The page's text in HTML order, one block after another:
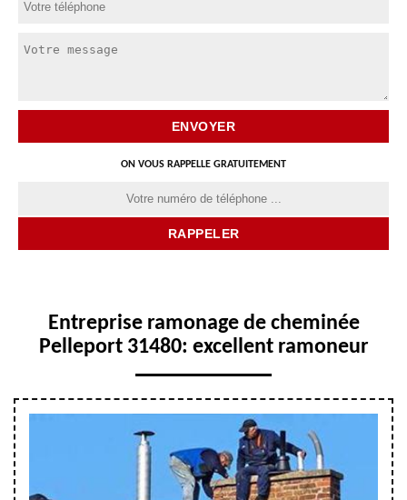
ON VOUS RAPPELLE GRATUITEMENT
Entreprise ramonage de cheminée
Pelleport 31480: excellent ramoneur